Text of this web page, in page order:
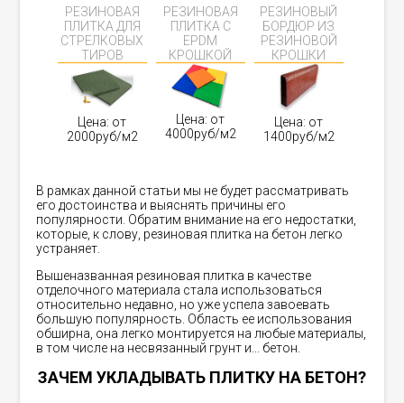
РЕЗИНОВАЯ
ПЛИТКА ДЛЯ
СТРЕЛКОВЫХ
ТИРОВ
Цена: от
2000руб/м2
РЕЗИНОВАЯ
ПЛИТКА С
EPDM
КРОШКОЙ
Цена: от
4000руб/м2
РЕЗИНОВЫЙ
БОРДЮР ИЗ
РЕЗИНОВОЙ
КРОШКИ
Цена: от
1400руб/м2
В рамках данной статьи мы не будет рассматривать
его достоинства и выяснять причины его
популярности. Обратим внимание на его недостатки,
которые, к слову, резиновая плитка на бетон легко
устраняет.
Вышеназванная резиновая плитка в качестве
отделочного материала стала использоваться
относительно недавно, но уже успела завоевать
большую популярность. Область ее использования
обширна, она легко монтируется на любые материалы,
в том числе на несвязанный грунт и... бетон.
ЗАЧЕМ УКЛАДЫВАТЬ ПЛИТКУ НА БЕТОН?